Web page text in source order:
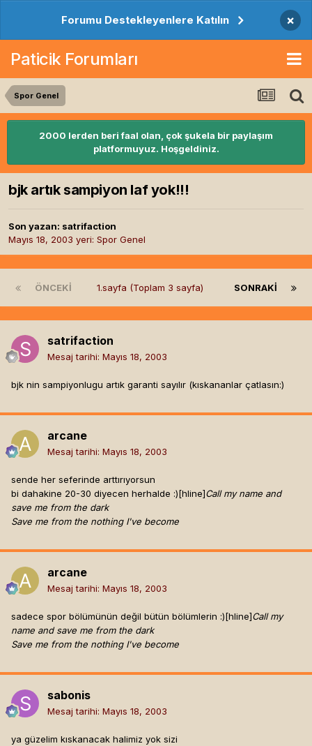
Forumu Destekleyenlere Katılın ×
Paticik Forumları
Spor Genel
2000 lerden beri faal olan, çok şukela bir paylaşım
platformuyuz. Hoşgeldiniz.
bjk artık sampiyon laf yok!!!
Son yazan: satrifaction
Mayıs 18, 2003 yeri: Spor Genel
ÖNCEKI SONRAKI
1.sayfa (Toplam 3 sayfa)
satrifaction
Mesaj tarihi: Mayıs 18, 2003
bjk nin sampiyonlugu artık garanti sayılır (kıskananlar çatlasın:)
arcane
Mesaj tarihi: Mayıs 18, 2003
sende her seferinde arttırıyorsun
bi dahakine 20-30 diyecen herhalde :)[hline]Call my name and
save me from the dark
Save me from the nothing I've become
arcane
Mesaj tarihi: Mayıs 18, 2003
sadece spor bölümünün değil bütün bölümlerin :)[hline]Call my
name and save me from the dark
Save me from the nothing I've become
sabonis
Mesaj tarihi: Mayıs 18, 2003
ya güzelim kıskanacak halimiz yok sizi